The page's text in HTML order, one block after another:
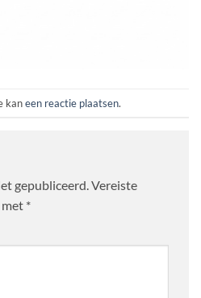
kaneen reactie plaatsen.
gepubliceerd.Vereiste
met *